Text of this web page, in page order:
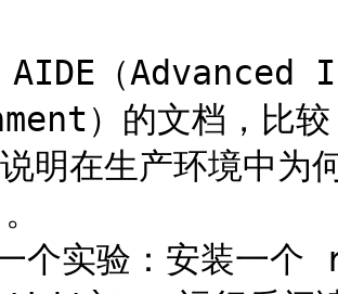
（
）的文档，比
明在生产环境中
个实验：安装一